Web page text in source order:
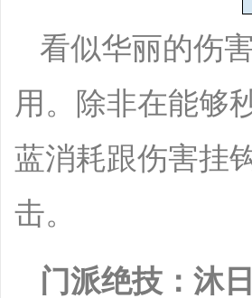
看似华丽的伤
用。除非在能够
蓝消耗跟伤害挂
击。
门派绝技：沐